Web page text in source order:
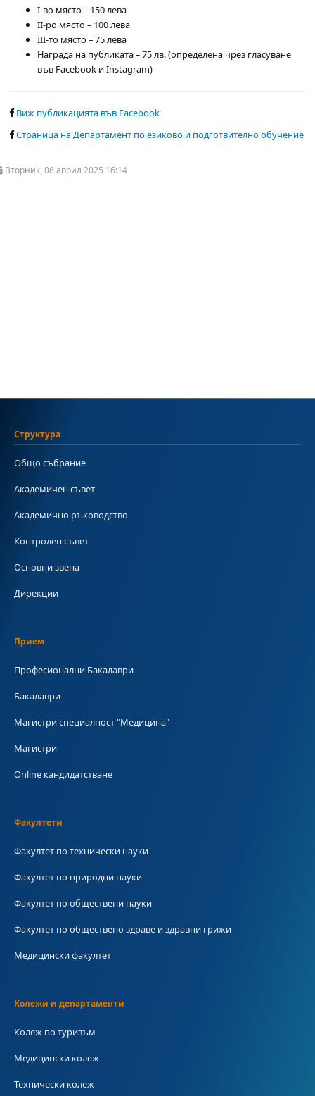
I-во място – 150 лева
II-ро място – 100 лева
III-то място – 75 лева
Награда на публиката – 75 лв. (определена чрез гласуване
във Facebook и Instagram)
Виж публикацията във Facebook
Страница на Департамент по езиково и подготвително обучение
Вторник, 08 април 2025 16:14
Структура
Общо събрание
Академичен съвет
Академично ръководство
Контролен съвет
Основни звена
Дирекции
Прием
Професионални Бакалаври
Бакалаври
Магистри специалност "Медицина"
Магистри
Online кандидатстване
Факултети
Факултет по технически науки
Факултет по природни науки
Факултет по обществени науки
Факултет по обществено здраве и здравни грижи
Медицински факултет
Колежи и департаменти
Колеж по туризъм
Медицински колеж
Технически колеж